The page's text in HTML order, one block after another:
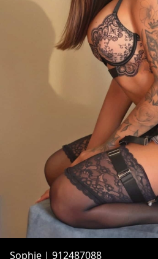
Sophie | 912487088